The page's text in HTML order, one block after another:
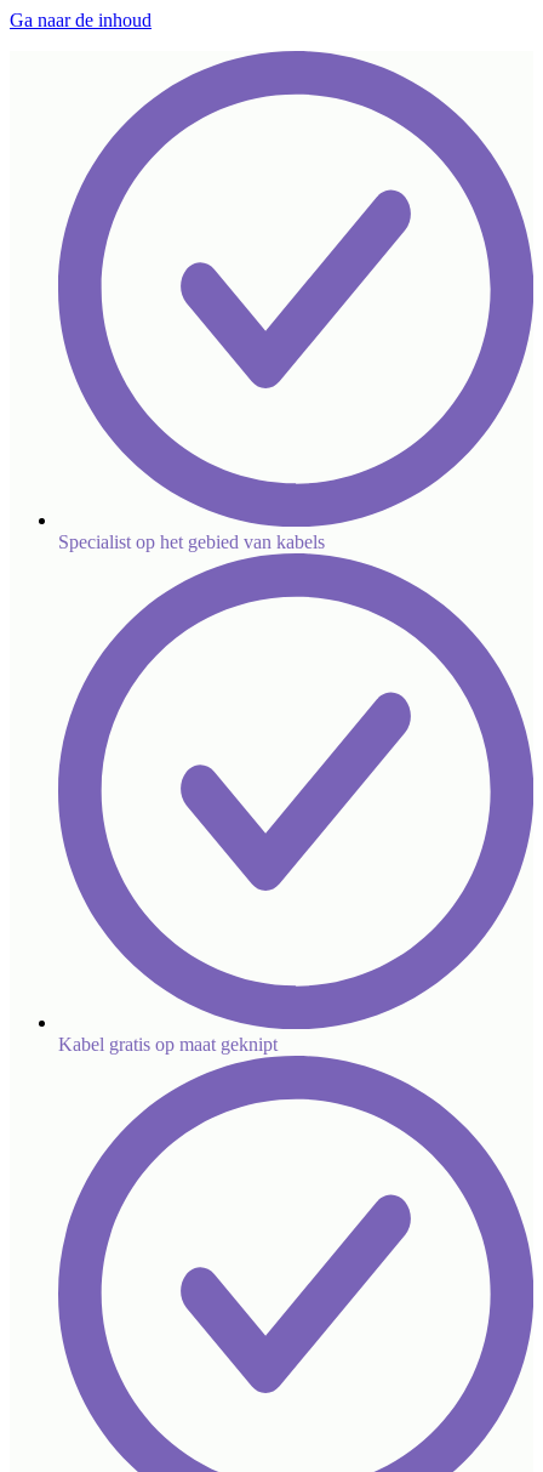
Ga naar de inhoud
Specialist op het gebied van kabels
Kabel gratis op maat geknipt